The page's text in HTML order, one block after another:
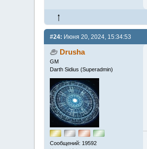
#24: Июня 20, 2024, 15:34:53
Drusha
GM
Darth Sidius (Superadmin)
Сообщений: 19592